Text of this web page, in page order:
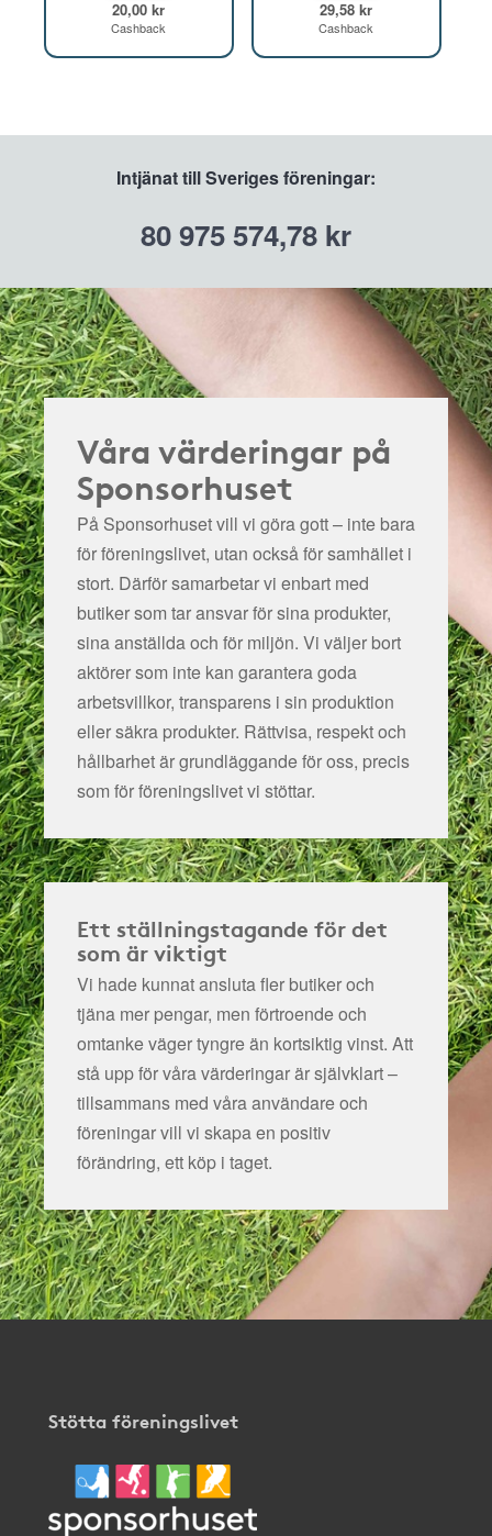
20,00 kr
Cashback
29,58 kr
Cashback
Intjänat till Sveriges föreningar:
80 975 574,78 kr
Våra värderingar på
Sponsorhuset
På Sponsorhuset vill vi göra gott – inte bara
för föreningslivet, utan också för samhället i
stort. Därför samarbetar vi enbart med
butiker som tar ansvar för sina produkter,
sina anställda och för miljön. Vi väljer bort
aktörer som inte kan garantera goda
arbetsvillkor, transparens i sin produktion
eller säkra produkter. Rättvisa, respekt och
hållbarhet är grundläggande för oss, precis
som för föreningslivet vi stöttar.
Ett ställningstagande för det
som är viktigt
Vi hade kunnat ansluta fler butiker och
tjäna mer pengar, men förtroende och
omtanke väger tyngre än kortsiktig vinst. Att
stå upp för våra värderingar är självklart –
tillsammans med våra användare och
föreningar vill vi skapa en positiv
förändring, ett köp i taget.
Stötta föreningslivet